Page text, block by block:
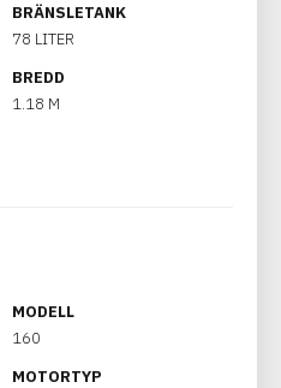
BRÄNSLETANK
78 LITER
BREDD
1.18 M
MODELL
160
MOTORTYP